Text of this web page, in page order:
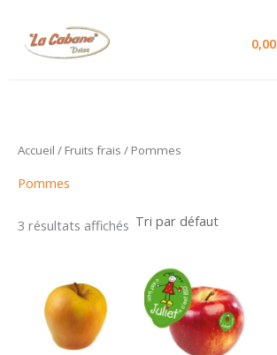
contenu
0,00
Accueil / Fruits frais / Pommes
Pommes
3 résultats affichés